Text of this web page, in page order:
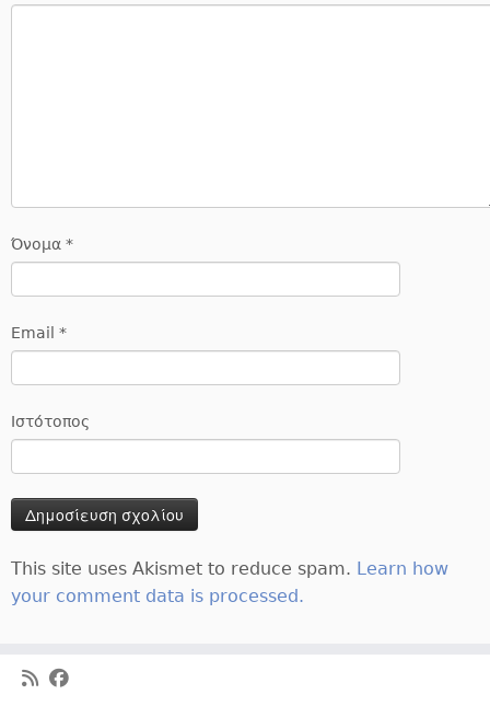
Όνομα *
Email *
Ιστότοπος
This site uses Akismet to reduce spam. Learn how
your comment data is processed.